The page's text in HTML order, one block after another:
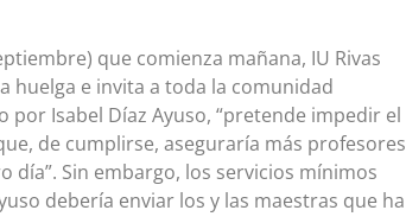
que comienza mañana, IU Rivas
huelga e invita a toda la comunidad
por Isabel Díaz Ayuso, “pretende impedir el
de cumplirse, aseguraría más profesores
Sin embargo, los servicios mínimos
debería enviar los y las maestras que ha